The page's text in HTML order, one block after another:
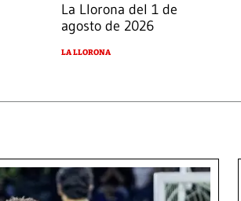
La Llorona del 1 de
agosto de 2026
LA LLORONA